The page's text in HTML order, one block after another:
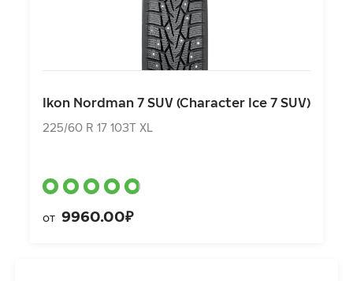
Ikon Nordman 7 SUV (Character Ice 7 SUV)
225/60 R 17 103T XL
от 9960.00₽
Ikon Nordman 7 SUV (Character Ice 7 SUV)
225/60 R 17 103T XL
от9960.00₽